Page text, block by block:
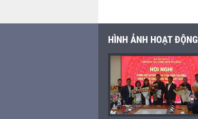
HÌNH ẢNH HOẠT ĐỘNG